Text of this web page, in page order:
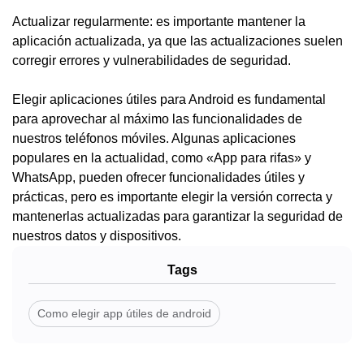
Actualizar regularmente: es importante mantener la
aplicación actualizada, ya que las actualizaciones suelen
corregir errores y vulnerabilidades de seguridad.
Elegir aplicaciones útiles para Android es fundamental
para aprovechar al máximo las funcionalidades de
nuestros teléfonos móviles. Algunas aplicaciones
populares en la actualidad, como «App para rifas» y
WhatsApp, pueden ofrecer funcionalidades útiles y
prácticas, pero es importante elegir la versión correcta y
mantenerlas actualizadas para garantizar la seguridad de
nuestros datos y dispositivos.
Tags
Como elegir app útiles de android